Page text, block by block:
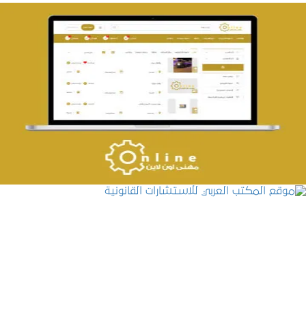
تصميم حراج مهنى
التفاصيل